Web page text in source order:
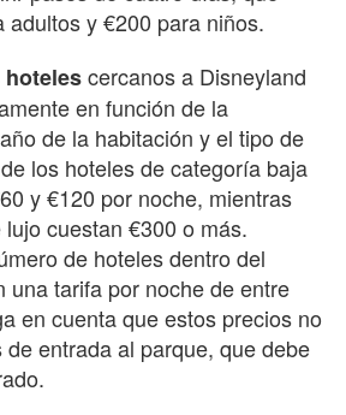
adultos y €200 para niños.
hotelescercanos a Disneyland
en función de la
de la habitación y el tipo de
los hoteles de categoría baja
y €120 por noche, mientras
cuestan €300 o más.
de hoteles dentro del
una tarifa por noche de entre
en cuenta que estos precios no
entrada al parque, que debe